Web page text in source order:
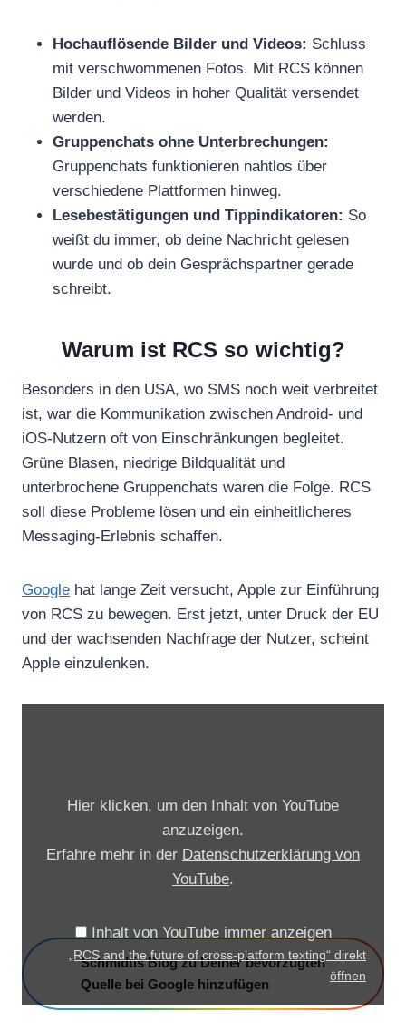
Hochauflösende Bilder und Videos: Schluss
mit verschwommenen Fotos. Mit RCS können
Bilder und Videos in hoher Qualität versendet
werden.
Gruppenchats ohne Unterbrechungen:
Gruppenchats funktionieren nahtlos über
verschiedene Plattformen hinweg.
Lesebestätigungen und Tippindikatoren: So
weißt du immer, ob deine Nachricht gelesen
wurde und ob dein Gesprächspartner gerade
schreibt.
Warum ist RCS so wichtig?
Besonders in den USA, wo SMS noch weit verbreitet
ist, war die Kommunikation zwischen Android- und
iOS-Nutzern oft von Einschränkungen begleitet.
Grüne Blasen, niedrige Bildqualität und
unterbrochene Gruppenchats waren die Folge. RCS
soll diese Probleme lösen und ein einheitlicheres
Messaging-Erlebnis schaffen.
Google hat lange Zeit versucht, Apple zur Einführung
von RCS zu bewegen. Erst jetzt, unter Druck der EU
und der wachsenden Nachfrage der Nutzer, scheint
Apple einzulenken.
e
f
u
Hier klicken, um den Inhalt von YouTube
anzuzeigen.
Erfahre mehr in der Datenschutzerklärung von
YouTube.
Inhalt von YouTube immer anzeigen
„RCS and the future of cross-platform texting“ direkt
öffnen
Schmidtis Blog zu Deiner bevorzugten
Quelle bei Google hinzufügen